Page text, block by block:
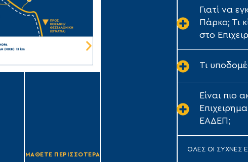
ΜΑΘΕΤΕ ΠΕΡΙΣΣΟΤΕΡΑ
Επιχειρηματικό Πάρκο
Έκταση: 1.640,282 στρ.
Συντελεστής Κάλυψης: Έως 70%
Γιατί να
Πάρκο; Τι
στο
Τι
Είναι πιο
ΕΑΔΕΠ;
ΟΛΕΣ ΟΙ ΣΥΧΝΕΣ